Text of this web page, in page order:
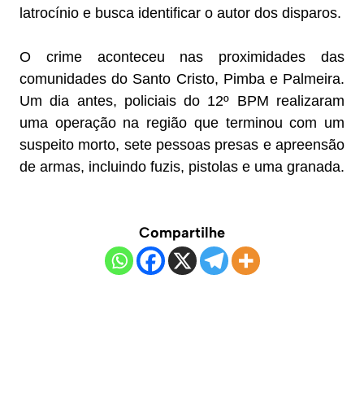
latrocínio e busca identificar o autor dos disparos.
O crime aconteceu nas proximidades das
comunidades do Santo Cristo, Pimba e Palmeira.
Um dia antes, policiais do 12º BPM realizaram
uma operação na região que terminou com um
suspeito morto, sete pessoas presas e apreensão
de armas, incluindo fuzis, pistolas e uma granada.
Compartilhe